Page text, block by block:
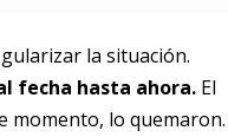
la situación.
fecha hasta ahora. El
momento, lo quemaron.